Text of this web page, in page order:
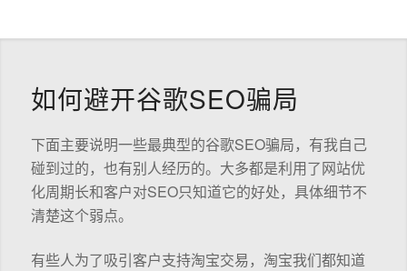
如何避开谷歌SEO骗局
下面主要说明一些最典型的谷歌SEO骗局，有我自己
碰到过的，也有别人经历的。大多都是利用了网站优
化周期长和客户对SEO只知道它的好处，具体细节不
清楚这个弱点。
有些人为了吸引客户支持淘宝交易，淘宝我们都知道